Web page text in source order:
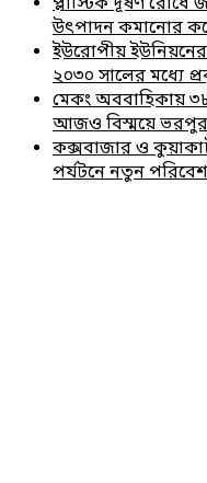
উৎপাদন কমানোর
ইউরোপীয় ইউনিয়নের
২০৩০ সালের মধ্যে
মেকং অববাহিকায়
আজও বিস্ময়ে ভরপুর
কক্সবাজার ও
পর্যটনে নতুন